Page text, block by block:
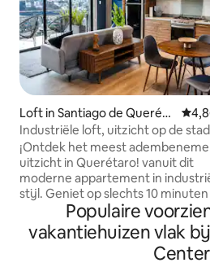
Loft in Santiago de Queréta
ro
Industriële loft, uitzicht op de
Airconditioning
¡Ontdek het meest
uitzicht in Querétaro! vanuit dit
moderne appartement in
stijl. Geniet op slechts 10 minuten
het centrum van een prachtig
op zowel de stad als de berg.
voor groepen tot 3 personen, het
een gezellige en functionele
Populaire
vakantiehuizen vlak
Center